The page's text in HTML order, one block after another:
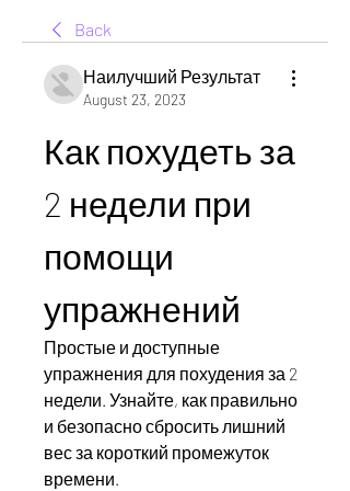
Back
Наилучший Результат
August 23, 2023
Как похудеть за
2 недели при
помощи
упражнений
Простые и доступные
упражнения для похудения за 2
недели. Узнайте, как правильно
и безопасно сбросить лишний
вес за короткий промежуток
времени.